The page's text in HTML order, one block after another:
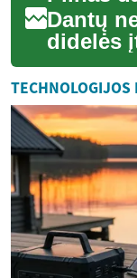
Dantų
didelės
bendrai